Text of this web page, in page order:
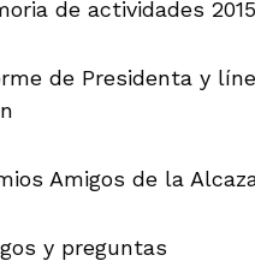
de actividades 2015
de Presidenta y
Amigos de la
y preguntas